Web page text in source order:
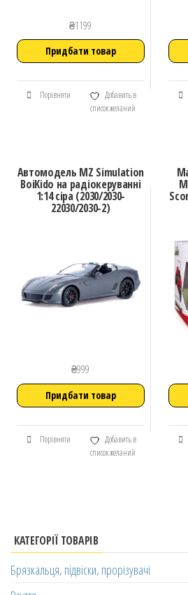
₴1199
Придбати товар
Порівняти
Добавить в
список желаний
Автомодель MZ Simulation
BoiKido на радіокеруванні
1:14 сіра (2030/2030-
22030/2030-2)
₴999
Придбати товар
Порівняти
Добавить в
список желаний
КАТЕГОРІЇ ТОВАРІВ
Брязкальця, підвіски, прорізувачі